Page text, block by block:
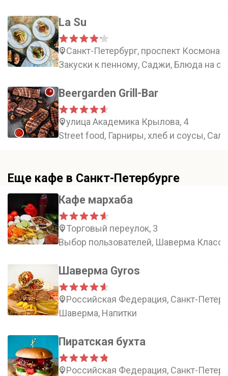
La Su
Санкт-Петербург, проспект
Закуски к пенному, Саджи, Блюда на
Beergarden Grill-Bar
улица Академика Крылова, 4
Street food, Гарниры, хлеб и соусы,
Еще кафе в Санкт-Петербурге
Кафе мархаба
Торговый переулок, 3
Выбор пользователей, Шаверма
Шаверма Gyros
Российская Федерация, Санкт-
Шаверма, Напитки
Пиратская бухта
Российская Федерация, Санкт-